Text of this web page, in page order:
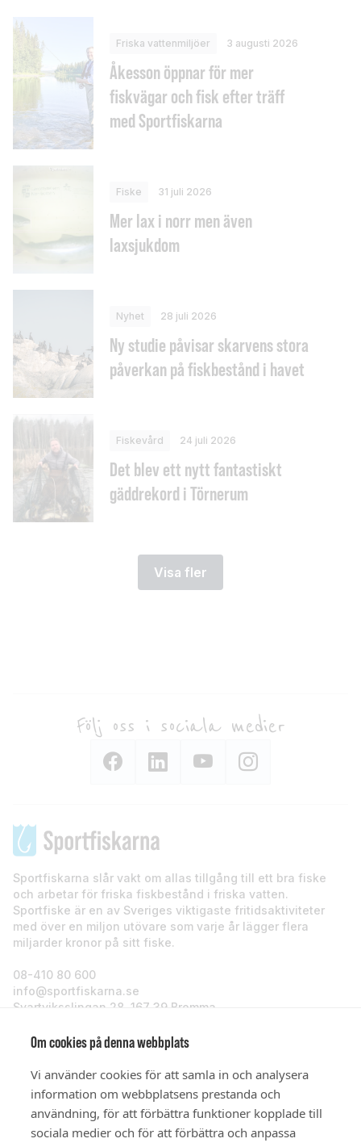
Om cookies på denna webbplats
Vi använder cookies för att samla in och analysera
information om webbplatsens prestanda och
användning, för att förbättra funktioner kopplade till
sociala medier och för att förbättra och anpassa
Friska vattenmiljöer 3 augusti 2026
Åkesson öppnar för mer
fiskvägar och fisk efter träff
med Sportfiskarna
Fiske 31 juli 2026
Mer lax i norr men även
laxsjukdom
Nyhet 28 juli 2026
Ny studie påvisar skarvens stora
påverkan på fiskbestånd i havet
Fiskevård 24 juli 2026
Det blev ett nytt fantastiskt
gäddrekord i Törnerum
Visa fler
Följ oss i sociala medier
Sportfiskarna slår vakt om allas tillgång till ett bra fiske
och arbetar för friska fiskbestånd i friska vatten.
Sportfiske är en av Sveriges viktigaste fritidsaktiviteter
med över en miljon utövare som varje år lägger flera
miljarder kronor på sitt fiske.
08-410 80 600
info@sportfiskarna.se
Svartviksslingan 28, 167 39 Bromma
Sportfiskarna
Om oss
Stöd oss